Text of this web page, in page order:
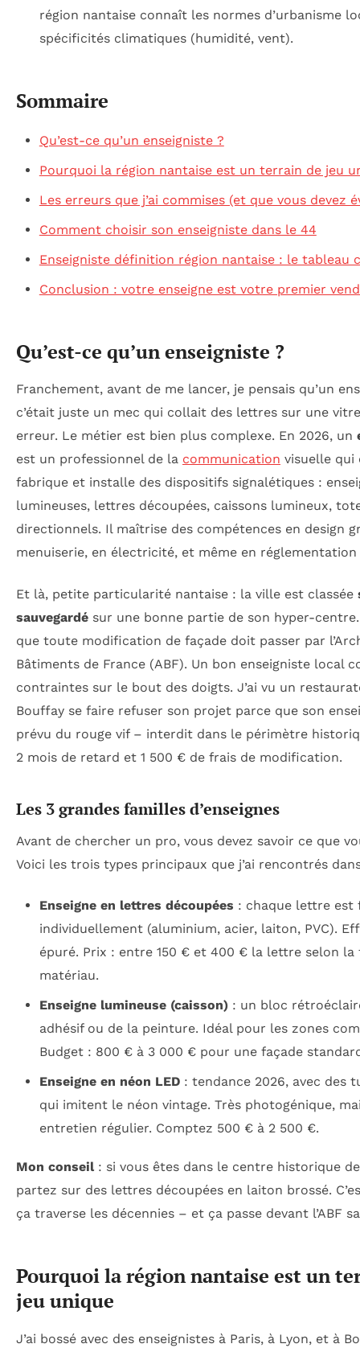
région nantaise connaît les normes d’urbanisme
spécificités climatiques (humidité, vent).
Sommaire
Qu’est-ce qu’un enseigniste ?
Pourquoi la région nantaise est un terrain de jeu
Les erreurs que j’ai commises (et que vous devez
Comment choisir son enseigniste dans le 44
Enseigniste définition région nantaise : le tableau
Conclusion : votre enseigne est votre premier
Qu’est-ce qu’un enseigniste ?
Franchement, avant de me lancer, je pensais qu’un
c’était juste un mec qui collait des lettres sur une
erreur. Le métier est bien plus complexe. En 2026, un
est un professionnel de la communication visuelle qui
fabrique et installe des dispositifs signalétiques :
lumineuses, lettres découpées, caissons lumineux,
directionnels. Il maîtrise des compétences en design
menuiserie, en électricité, et même en réglementation
Et là, petite particularité nantaise : la ville est classée
sauvegardé sur une bonne partie de son hyper-
que toute modification de façade doit passer par
Bâtiments de France (ABF). Un bon enseigniste local
contraintes sur le bout des doigts. J’ai vu un
Bouffay se faire refuser son projet parce que son
prévu du rouge vif – interdit dans le périmètre
2 mois de retard et 1 500 € de frais de modification.
Les 3 grandes familles d’enseignes
Avant de chercher un pro, vous devez savoir ce que
Voici les trois types principaux que j’ai rencontrés
Enseigne en lettres découpées : chaque lettre est
individuellement (aluminium, acier, laiton, PVC).
épuré. Prix : entre 150 € et 400 € la lettre selon
matériau.
Enseigne lumineuse (caisson): un bloc
adhésif ou de la peinture. Idéal pour les zones
Budget : 800 € à 3 000 € pour une façade
Enseigne en néon LED: tendance 2026, avec des
qui imitent le néon vintage. Très photogénique,
entretien régulier. Comptez 500 € à 2 500 €.
Mon conseil: si vous êtes dans le centre historique
partez sur des lettres découpées en laiton brossé.
ça traverse les décennies – et ça passe devant l’ABF
Pourquoi la région nantaise est un
jeu unique
J’ai bossé avec des enseignistes à Paris, à Lyon, et à